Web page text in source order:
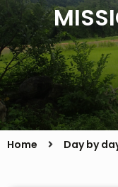
Home Day by